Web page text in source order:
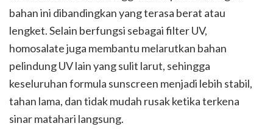
bahan ini dibandingkan yang terasa berat atau
lengket. Selain berfungsi sebagai filter UV,
homosalate juga membantu melarutkan bahan
pelindung UV lain yang sulit larut, sehingga
keseluruhan formula sunscreen menjadi lebih stabil,
tahan lama, dan tidak mudah rusak ketika terkena
sinar matahari langsung.